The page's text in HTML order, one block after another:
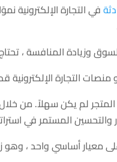
في التجارة الإلكترونية
وزيادة المنافسة ،
التجارة
والتحسين المستمر في
واحد ، وهو زيادة مقدار الربح.